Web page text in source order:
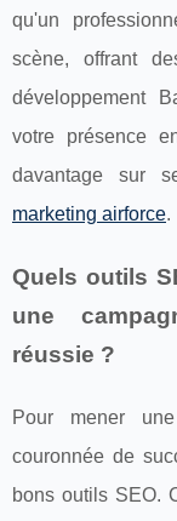
qu'un
scène, offrant
développement
votre présence
davantage sur
marketing airforce.
Quels outils
une
réussie ?
Pour mener
couronnée de
bons outils SEO.